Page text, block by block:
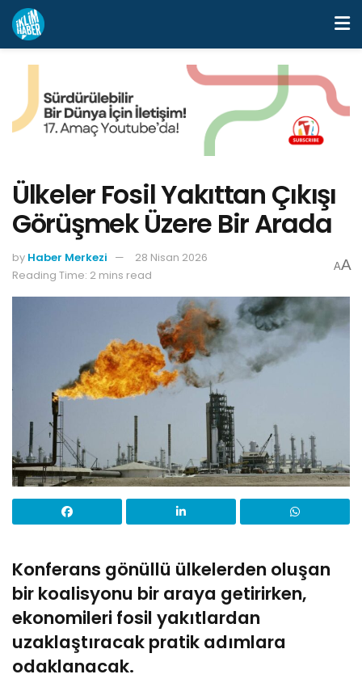
Ülkeler Fosil Yakıttan Çıkışı
Görüşmek Üzere Bir Arada
by Haber Merkezi
28 Nisan 2026
Reading Time: 2 mins read
AA
Konferans gönüllü ülkelerden oluşan
bir koalisyonu bir araya getirirken,
ekonomileri fosil yakıtlardan
uzaklaştıracak pratik adımlara
odaklanacak.